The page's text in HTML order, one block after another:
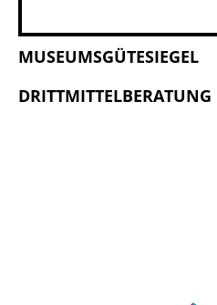
MUSEUMSGÜTESIEGEL
DRITTMITTELBERATUNG